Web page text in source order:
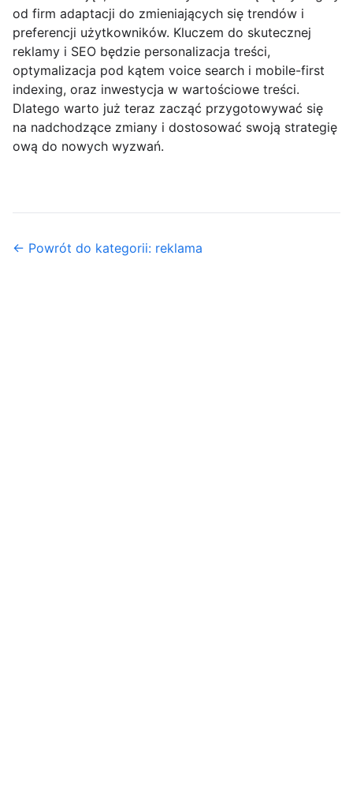
od firm adaptacji do zmieniających się trendów i
preferencji użytkowników. Kluczem do skutecznej
reklamy i SEO będzie personalizacja treści,
optymalizacja pod kątem voice search i mobile-first
indexing, oraz inwestycja w wartościowe treści.
Dlatego warto już teraz zacząć przygotowywać się
na nadchodzące zmiany i dostosować swoją strategię
ową do nowych wyzwań.
← Powrót do kategorii: reklama